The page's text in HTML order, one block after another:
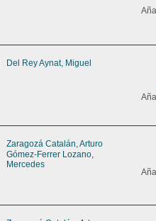
Del Rey Aynat, Miguel
Zaragozá Catalán, Arturo
Gómez-Ferrer Lozano,
Mercedes